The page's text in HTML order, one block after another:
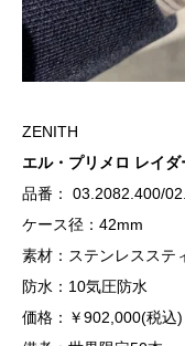
ZENITH
エル・プリメロ レイダ
品番： 03.2082.400/
ケース径：42mm
素材：ステンレスステ
防水：10気圧防水
価格：￥902,000(税込)